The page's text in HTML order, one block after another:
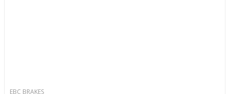
EBC BRAKES